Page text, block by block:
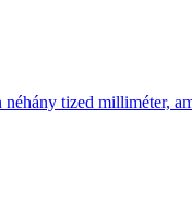
tized milliméter,